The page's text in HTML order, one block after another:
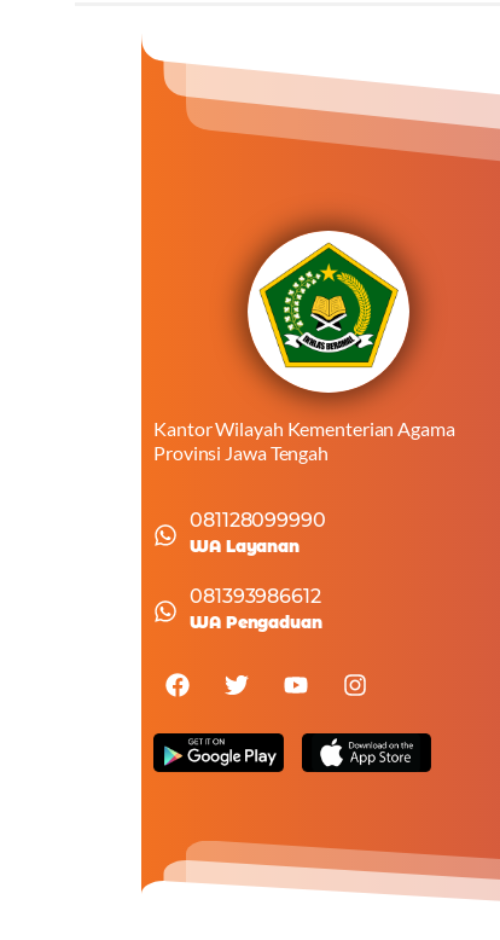
Kantor Wilayah Kementerian Agama
Provinsi Jawa Tengah
081128099990
WA Layanan
081393986612
WA Pengaduan